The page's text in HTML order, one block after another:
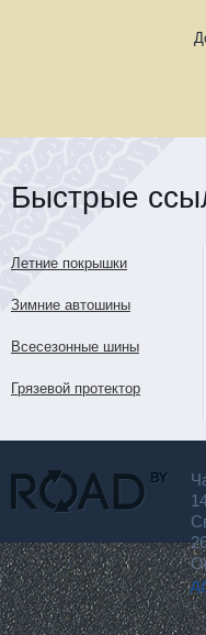
Быстрые
Летние покрышки
Зимние автошины
Всесезонные шины
Грязевой протектор